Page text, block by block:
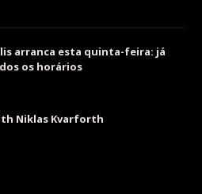
arranca esta quinta-feira: já
os horários
Niklas Kvarforth